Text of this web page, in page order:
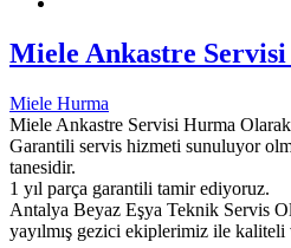
Miele Ankastre
Miele Hurma
Miele Ankastre Servisi Hurma
Garantili servis hizmeti sunuluyor
tanesidir.
1 yıl parça garantili tamir ediyoruz.
Antalya Beyaz Eşya Teknik Servis
yayılmış gezici ekiplerimiz ile kaliteli